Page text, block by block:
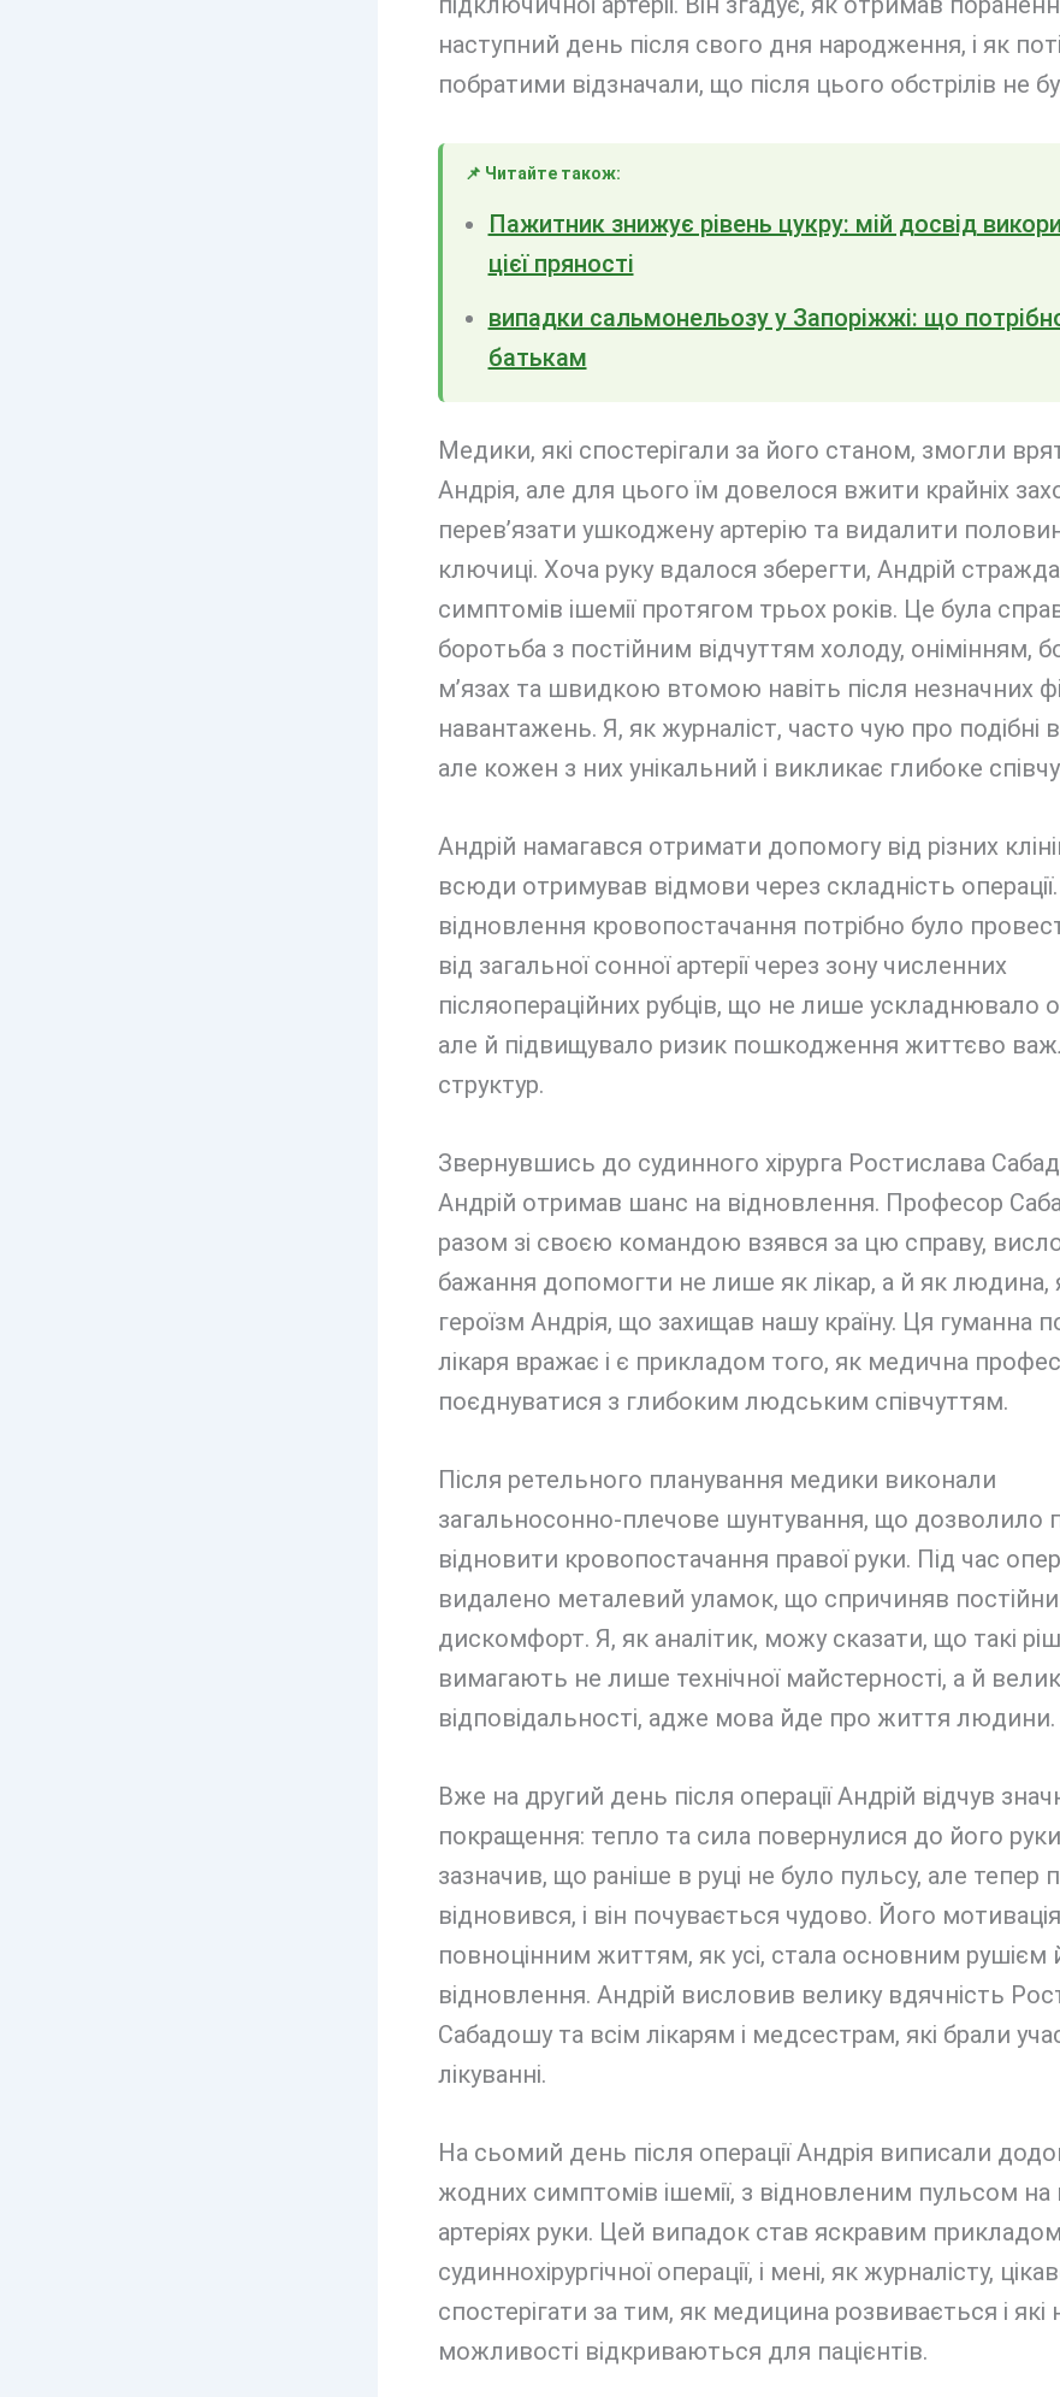
наступний день після свого дня народження, і як
побратими відзначали, що після цього обстрілів не
📌 Читайте також:
Пажитник знижує рівень цукру: мій досвід
цієї пряності
випадки сальмонельозу у Запоріжжі: що
батькам
Медики, які спостерігали за його станом, змогли
Андрія, але для цього їм довелося вжити крайніх
перев’язати ушкоджену артерію та видалити
ключиці. Хоча руку вдалося зберегти, Андрій
симптомів ішемії протягом трьох років. Це була
боротьба з постійним відчуттям холоду, онімінням,
м’язах та швидкою втомою навіть після незначних
навантажень. Я, як журналіст, часто чую про подібні
але кожен з них унікальний і викликає глибоке
Андрій намагався отримати допомогу від різних
всюди отримував відмови через складність
відновлення кровопостачання потрібно було
від загальної сонної артерії через зону численних
післяопераційних рубців, що не лише ускладнювало
але й підвищувало ризик пошкодження життєво
структур.
Звернувшись до судинного хірурга Ростислава
Андрій отримав шанс на відновлення. Професор
разом зі своєю командою взявся за цю справу,
бажання допомогти не лише як лікар, а й як людина,
героїзм Андрія, що захищав нашу країну. Ця гуманна
лікаря вражає і є прикладом того, як медична
поєднуватися з глибоким людським співчуттям.
Після ретельного планування медики виконали
загальносонно-плечове шунтування, що дозволило
відновити кровопостачання правої руки. Під час
видалено металевий уламок, що спричиняв
дискомфорт. Я, як аналітик, можу сказати, що такі
вимагають не лише технічної майстерності, а й
відповідальності, адже мова йде про життя людини.
Вже на другий день після операції Андрій відчув
покращення: тепло та сила повернулися до його
зазначив, що раніше в руці не було пульсу, але тепер
відновився, і він почувається чудово. Його
повноцінним життям, як усі, стала основним рушієм
відновлення. Андрій висловив велику вдячність
Сабадошу та всім лікарям і медсестрам, які брали
лікуванні.
На сьомий день після операції Андрія виписали
жодних симптомів ішемії, з відновленим пульсом на
артеріях руки. Цей випадок став яскравим
судиннохірургічної операції, і мені, як журналісту,
спостерігати за тим, як медицина розвивається і які
можливості відкриваються для пацієнтів.